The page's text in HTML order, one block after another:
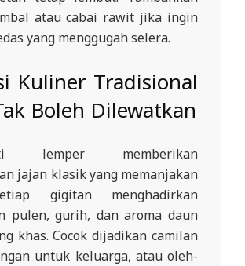
atau cabai rawit jika ingin
yang menggugah selera.
Kuliner Tradisional
Boleh Dilewatkan
lemper memberikan
jajan klasik yang memanjakan
gigitan menghadirkan
pulen, gurih, dan aroma daun
khas. Cocok dijadikan camilan
untuk keluarga, atau oleh-